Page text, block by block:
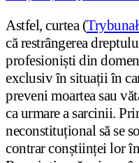
Astfel, curtea (
că restrângerea
profesioniști din
exclusiv în situații în
preveni moartea sau
ca urmare a sarcinii.
neconstituțional să se
contrar conștiinței lor